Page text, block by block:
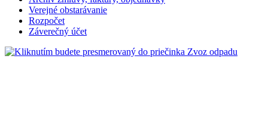
Verejné obstarávanie
Rozpočet
Záverečný účet